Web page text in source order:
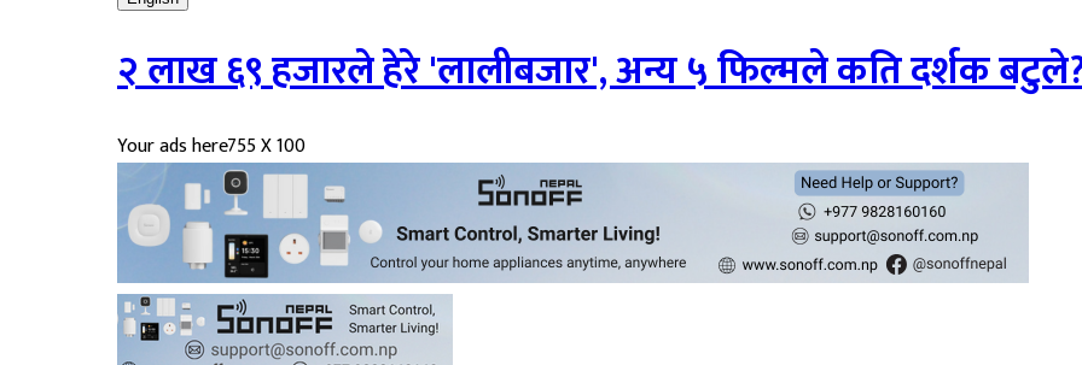
२ लाख ६९ हजारले हेरे 'लालीबजार', अन्य ५ फिल्मले कति दर्शक
Your ads here755 X 100